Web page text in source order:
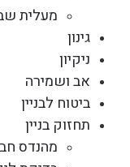
מעלית
גינון
ניקיון
אב ושמירה
ביטוח לבניין
תחזוק בניין
מהנדס